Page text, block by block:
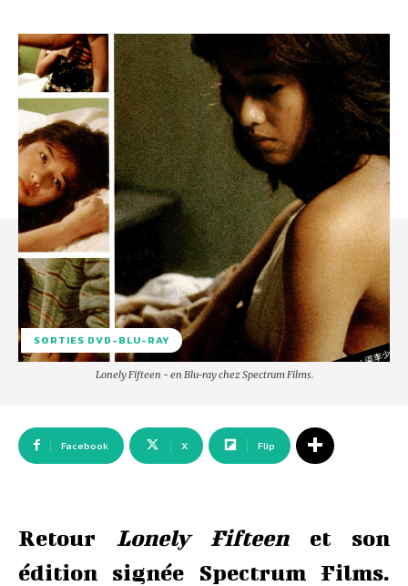
SORTIES DVD-BLU-RAY
Lonely Fifteen - en Blu-ray chez Spectrum Films.
Facebook X Flip
Retour Lonely Fifteenet son
édition signée Spectrum Films.